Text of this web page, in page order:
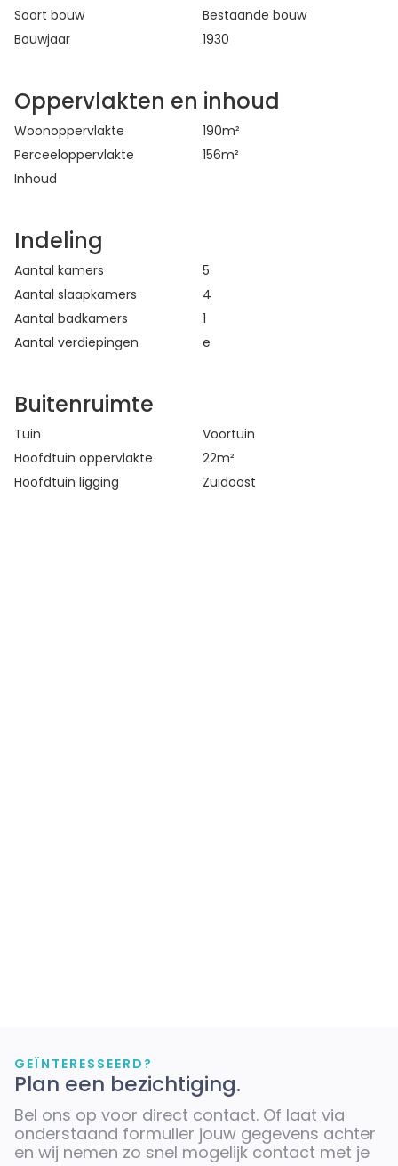
Soort bouw
Bestaande bouw
Bouwjaar
1930
Oppervlakten en inhoud
Woonoppervlakte 190m²
Perceeloppervlakte
156m²
Inhoud
Indeling
Aantal kamers
5
Aantal slaapkamers
4
Aantal badkamers
1
Aantal verdiepingen
e
Buitenruimte
Tuin
Voortuin
Hoofdtuin oppervlakte
22m²
Hoofdtuin ligging
Zuidoost
GEÏNTERESSEERD?
Plan een bezichtiging.
Bel ons op voor direct contact. Of laat via
onderstaand formulier jouw gegevens achter
en wij nemen zo snel mogelijk contact met je